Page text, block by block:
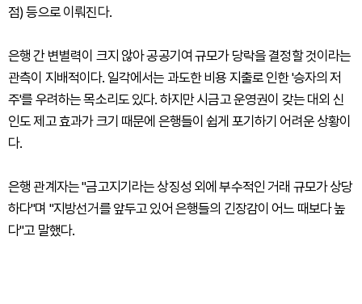
점) 등으로 이뤄진다.
은행 간 변별력이 크지 않아 공공기여 규모가 당락을 결정할 것이라는
관측이 지배적이다. 일각에서는 과도한 비용 지출로 인한 '승자의 저
주'를 우려하는 목소리도 있다. 하지만 시금고 운영권이 갖는 대외 신
인도 제고 효과가 크기 때문에 은행들이 쉽게 포기하기 어려운 상황이
다.
은행 관계자는 "금고지기라는 상징성 외에 부수적인 거래 규모가 상당
하다"며 "지방선거를 앞두고 있어 은행들의 긴장감이 어느 때보다 높
다"고 말했다.